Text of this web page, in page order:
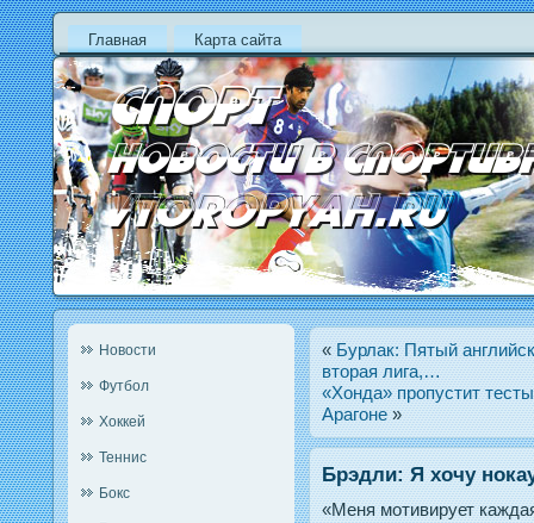
Главная Карта сайта
Новости
Футбол
Хоккей
Теннис
Бокс
«Бурлак: Пятый
вторая лига,…
«Хонда» пропустит
Арагоне»
Брэдли: Я хочу
«Меня мотивирует